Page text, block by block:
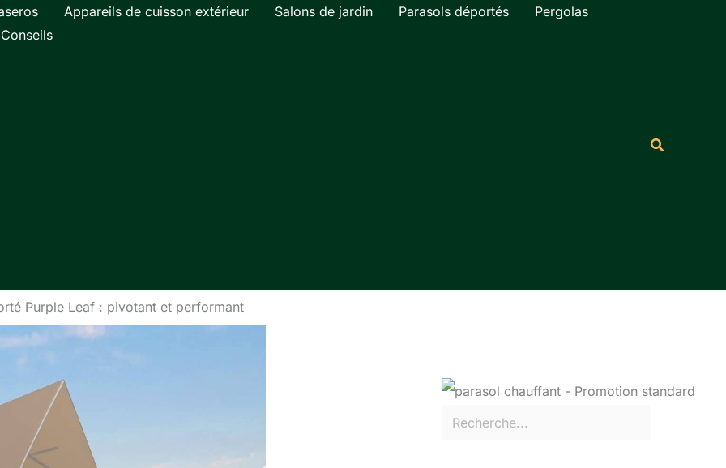
Appareils de cuisson extérieur Salons de jardin Parasols déportés
Pergolas
Conseils
Purple Leaf : pivotant et performant
Rechercher